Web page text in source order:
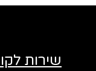
שירות